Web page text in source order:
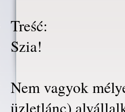
Treść:
Szia!
Nem vagyok
üzletlánc)